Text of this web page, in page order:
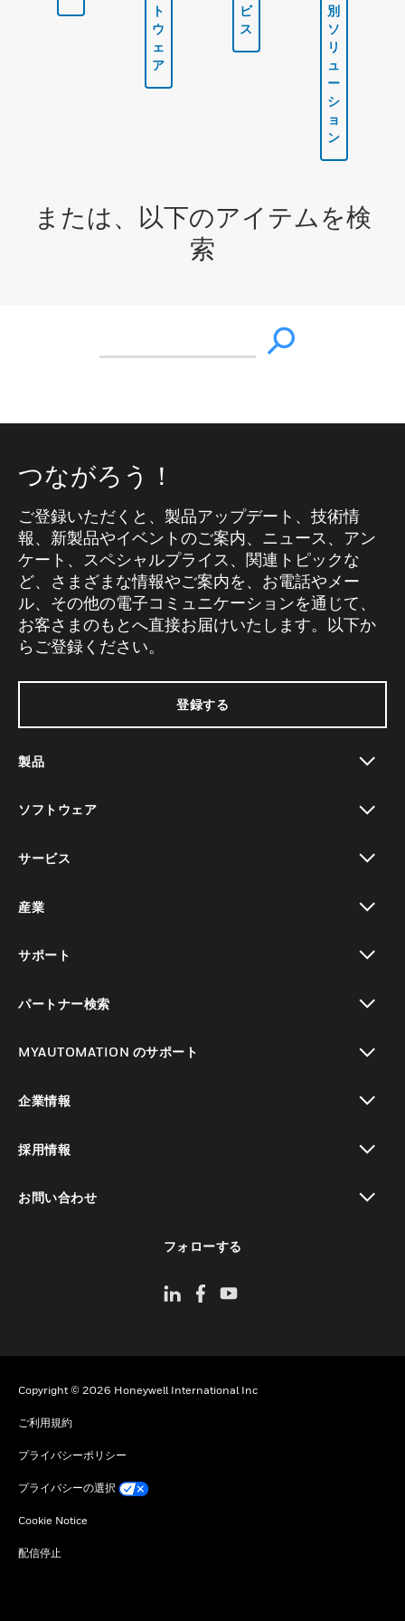
ト
ウ
ェ
ア
ビ
ス
別
ソ
リ
ュ
ー
シ
ョ
ン
または、以下のアイテムを検
索
つながろう！
ご登録いただくと、製品アップデート、技術情
報、新製品やイベントのご案内、ニュース、アン
ケート、スペシャルプライス、関連トピックな
ど、さまざまな情報やご案内を、お電話やメー
ル、その他の電子コミュニケーションを通じて、
お客さまのもとへ直接お届けいたします。以下か
らご登録ください。
登録する
製品
ソフトウェア
サービス
産業
サポート
パートナー検索
MYAUTOMATION のサポート
企業情報
採用情報
お問い合わせ
フォローする
Copyright © 2026 Honeywell International Inc
ご利用規約
プライバシーポリシー
プライバシーの選択
Cookie Notice
配信停止